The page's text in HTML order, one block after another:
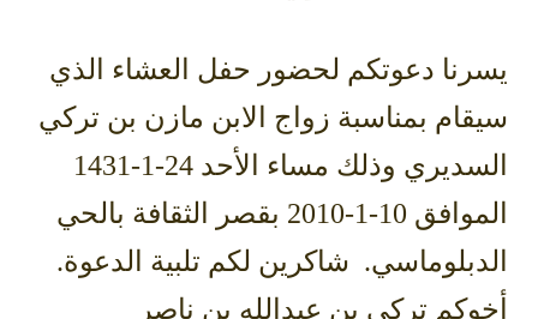
يسرنا دعوتكم لحضور حفل العشاء الذي
سيقام بمناسبة زواج الابن مازن بن تركي
السديري وذلك مساء الأحد 24-1-1431
الموافق 10-1-2010 بقصر الثقافة بالحي
الدبلوماسي. شاكرين لكم تلبية الدعوة.
أخوكم تركي بن عبدالله بن ناصر